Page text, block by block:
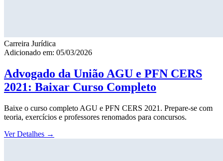
Carreira Jurídica
Adicionado em: 05/03/2026
Advogado da União AGU e PFN CERS
2021: Baixar Curso Completo
Baixe o curso completo AGU e PFN CERS 2021. Prepare-se com
teoria, exercícios e professores renomados para concursos.
Ver Detalhes →